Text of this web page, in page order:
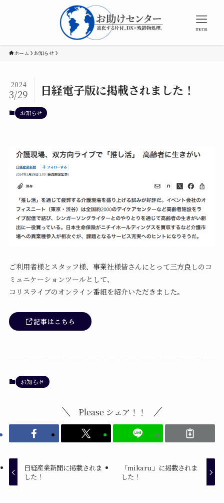
menu
ホーム お知らせ
日経電子版に掲載されました！
2024
3/29
お知らせ
ご利用者様とスタッフ様、事業社様皆さんにとって三方良しのコ
ミュニケーションツールとして、
コリスライブのオンライン番組を紹介いただきました。
記事はこちら
お知らせ
Please シェア！！
日経産業新聞に掲載されま
した！
「mikaru」に掲載されま
した！